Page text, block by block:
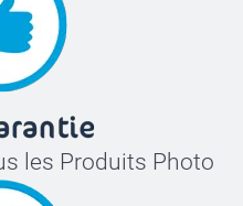
les Produits Photo